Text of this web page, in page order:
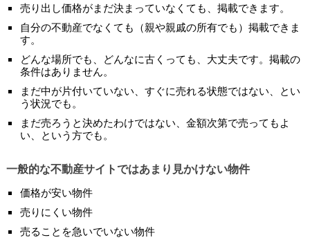
売り出し価格がまだ決まっていなくても、掲載できます。
自分の不動産でなくても（親や親戚の所有でも）掲載できま
す。
どんな場所でも、どんなに古くっても、大丈夫です。掲載の
条件はありません。
まだ中が片付いていない、すぐに売れる状態ではない、とい
う状況でも。
まだ売ろうと決めたわけではない、金額次第で売ってもよ
い、という方でも。
一般的な不動産サイトではあまり見かけない物件
価格が安い物件
売りにくい物件
売ることを急いでいない物件